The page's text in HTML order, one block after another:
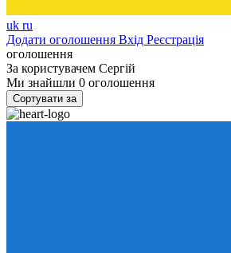
uk ru
Додати оголошення Вхід Реєстрація
оголошення
За користувачем Сергій
Ми знайшли 0 оголошення
Сортувати за